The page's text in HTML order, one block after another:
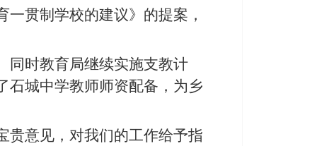
一贯制学校的建议》的提案，
同时教育局继续实施支教计
石城中学教师师资配备，为乡
贵意见，对我们的工作给予指